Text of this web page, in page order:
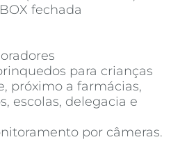
fechada
para crianças
próximo a farmácias,
escolas, delegacia e
por câmeras.